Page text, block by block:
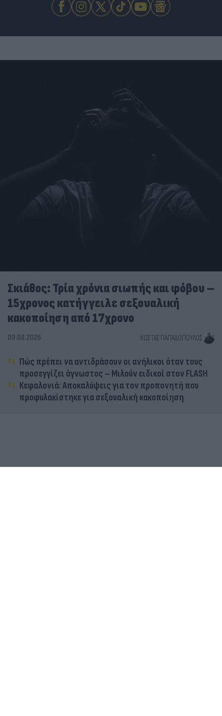
Σκιάθος: Τρία χρόνια σιωπής και φόβου –
15χρονος κατήγγειλε σεξουαλική
κακοποίηση από 17χρονο
09.08.2026 ΚΏΣΤΑΣ ΠΑΠΑΔΌΠΟΥΛΟΣ
Πώς πρέπει να αντιδράσουν οι ανήλικοι όταν τους
προσεγγίζει άγνωστος – Μιλούν ειδικοί στον FLASH
Κεφαλονιά: Αποκαλύψεις για τον προπονητή που
προφυλακίστηκε για σεξουαλική κακοποίηση